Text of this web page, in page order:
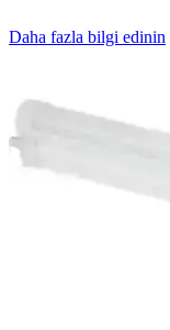
Daha fazla bilgi edinin